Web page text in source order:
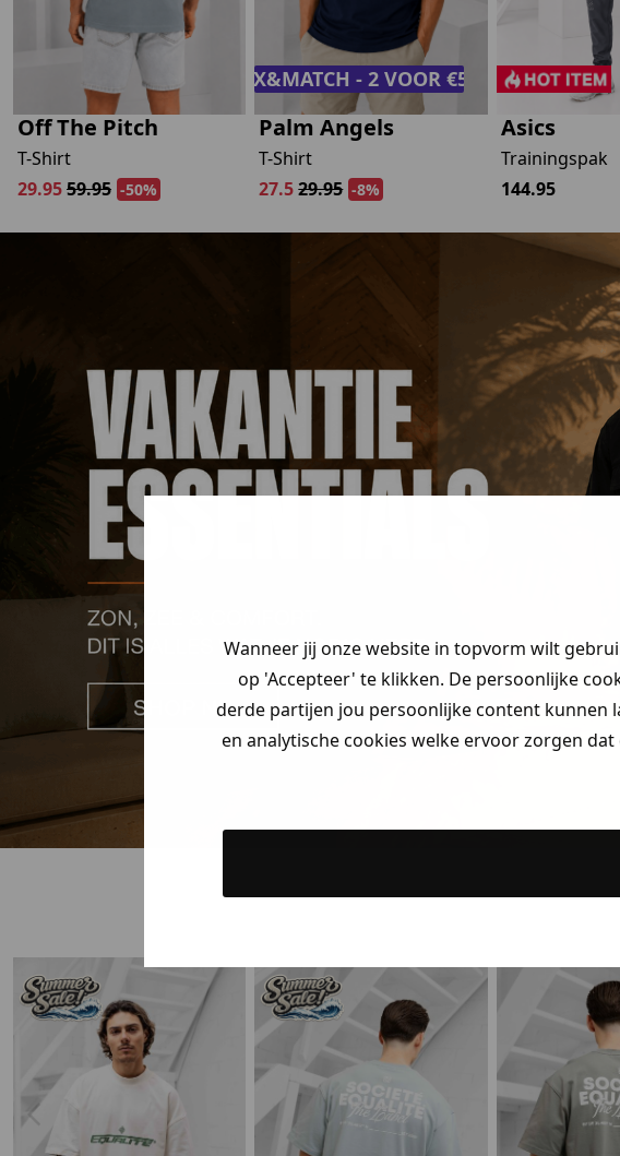
Wanneer jij onze website in topvorm wilt
op 'Accepteer' te klikken. De persoonlijke
derde partijen jou persoonlijke content kunnen
en analytische cookies welke ervoor zorgen
Off The Pitch
T-Shirt
29.9559.95 -50%
MIX&MATCH - 2 VOOR €50,-
Palm Angels
T-Shirt
27.529.95 -8%
Asics
Trainingspak
144.95
zoek bent en claim
jouwkorting.
Heren kleding
Kids kleding
Gewoon rondkijken
Nee, ik wil geen korting